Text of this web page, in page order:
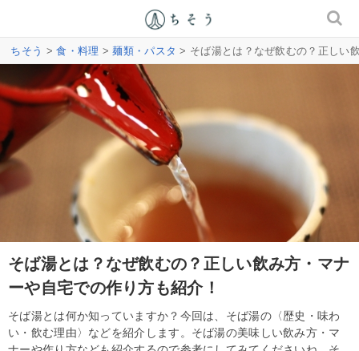
ちそう >食・料理 >麺類・パスタ > そば湯とは？なぜ飲むの？正しい
そば湯とは？なぜ飲むの？正しい飲み方・マナ
ーや自宅での作り方も紹介！
そば湯とは何か知っていますか？今回は、そば湯の〈歴史・味わ
い・飲む理由〉などを紹介します。そば湯の美味しい飲み方・マ